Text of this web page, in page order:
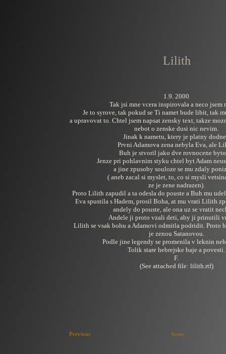
Lilith
1.9. 2000
Tak jsi mne vcera inspirovala a neco jsem
Je to syrove, tak pokud se Ti namet bude libit, tak
a upravovat to. Chtel jsem napsat zensky text, takze
nebot o zenske dusi nic nevim.
Jinak k nametu, ktery je platny
Prvni Adamova zena nebyla Eva, ale
Buh je stvoril jako dve rovnocene
Jenze pri pohlavnim styku chtel byt Adam
a jine zpusoby souloze se mu zdaly
( aneb zacal si myslet, to, co si mysli
ze je zene nadrazen).
Proto Lilith zapudil a ta odesla do pouste a Buh mu
Eva spustila s Hadem, prosil Boha, at mu vrati Lilith
andely do pouste, ale ona uz se vratit
Andele ji proto vzali deti, aby ji prinutili
Lilith se vsak bohu a Adamovi odmitla podridit. Proto
je zenou Satanovou.
Podle jine legendy se promenila v leknin
Tolik stare hebrejske baje a povesti.
F.
(See attached file: lilith.rtf)
Previous home